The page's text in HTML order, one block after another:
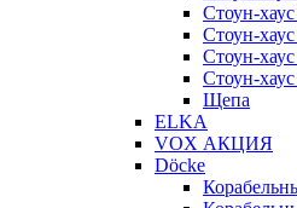
Стоун-
Стоун-
Стоун-
Стоун-
Щепа
ELKA
VOX АКЦИЯ
Döcke